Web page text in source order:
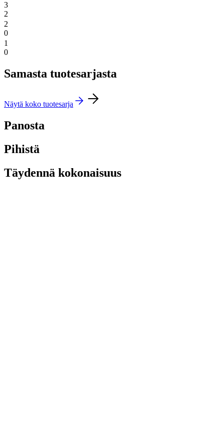
3
2
2
0
1
0
Samasta tuotesarjasta
Näytä koko tuotesarja
Panosta
Pihistä
Täydennä kokonaisuus